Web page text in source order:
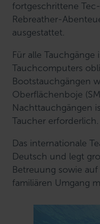
fortgeschrittene
Rebreather-
ausgestattet.
Für alle
Tauchcomputers
Bootstauchgängen
Oberflächenboje
Nachttauchgängen
Taucher erforderlich.
Das internationale
Deutsch und legt
Betreuung sowie
familiären Umgang